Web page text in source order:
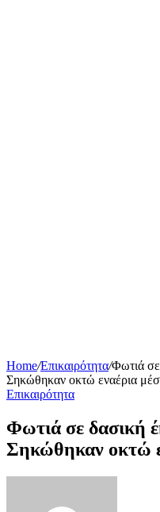
Home/Επικαιρότητα/Φωτιά
Σηκώθηκαν οκτώ εναέρια
Επικαιρότητα
Φωτιά σε δασική
Σηκώθηκαν οκτώ